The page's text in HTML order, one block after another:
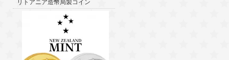
リトアニア造幣局製コイン